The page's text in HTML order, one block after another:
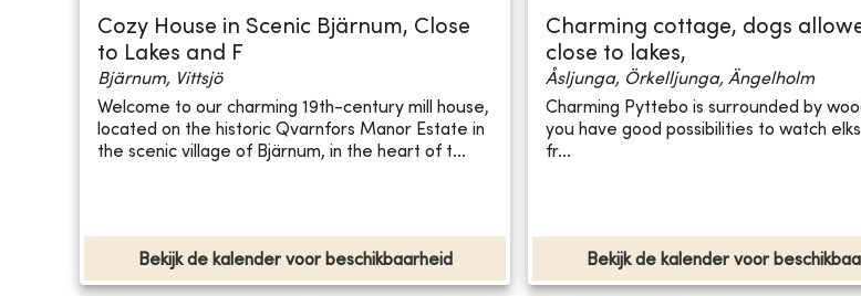
Cozy House in Scenic Bjärnum, Close
to Lakes and F
Bjärnum, Vittsjö
Welcome to our charming 19th-century mill house,
located on the historic Qvarnfors Manor Estate in
the scenic village of Bjärnum, in the heart of t...
Bekijk de kalender voor beschikbaarheid
Charming cottage, dogs
close to lakes,
Åsljunga, Örkelljunga, Ängelholm
Charming Pyttebo is surrounded by
you have good possibilities to watch
fr...
Bekijk de kalender voor